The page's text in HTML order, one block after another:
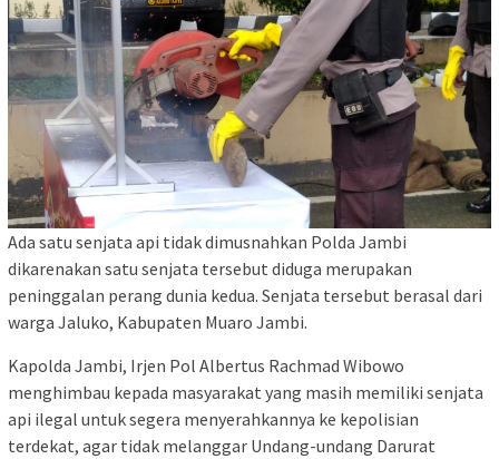
Ada satu senjata api tidak dimusnahkan Polda Jambi
dikarenakan satu senjata tersebut diduga merupakan
peninggalan perang dunia kedua. Senjata tersebut berasal dari
warga Jaluko, Kabupaten Muaro Jambi.
Kapolda Jambi, Irjen Pol Albertus Rachmad Wibowo
menghimbau kepada masyarakat yang masih memiliki senjata
api ilegal untuk segera menyerahkannya ke kepolisian
terdekat, agar tidak melanggar Undang-undang Darurat